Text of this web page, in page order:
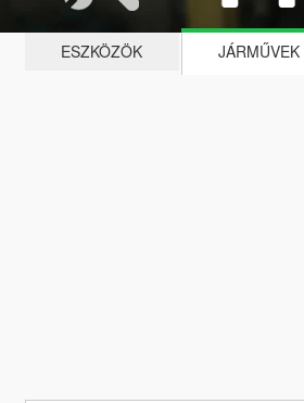
ESZKÖZÖK JÁRMŰVEK